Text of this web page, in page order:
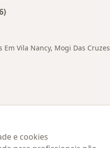
Em Vila Nancy, Mogi Das Cruzes
e cookies